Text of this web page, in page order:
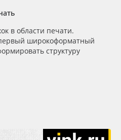
в области печати.
широкоформатный
структуру